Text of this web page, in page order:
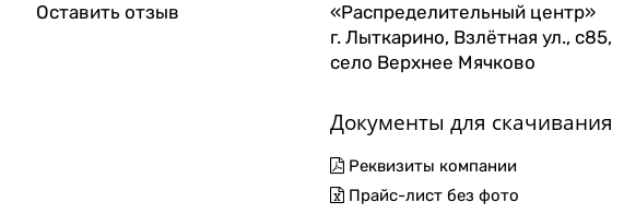
Оставить отзыв
«Распределительный центр»
г. Лыткарино, Взлётная ул., с85,
село Верхнее Мячково
Документы для скачивания
Реквизиты компании
Прайс-лист без фото